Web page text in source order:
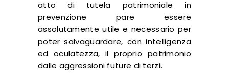
atto di tutela patrimoniale in
prevenzione pare essere
assolutamente utile e necessario per
poter salvaguardare, con intelligenza
ed oculatezza, il proprio patrimonio
dalle aggressioni future di terzi.